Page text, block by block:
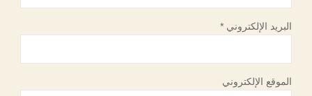
البريد الإلكتروني*
الموقع الإلكتروني